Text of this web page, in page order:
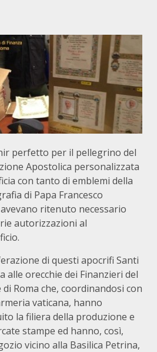
perfetto per il pellegrino del
Apostolica personalizzata
con tanto di emblemi della
di Papa Francesco
ritenuto necessario
autorizzazioni al
di questi apocrifi Santi
alle orecchie dei Finanzieri del
Roma che, coordinandosi con
vaticana, hanno
la filiera della produzione e
stampe ed hanno, così,
vicino alla Basilica Petrina,